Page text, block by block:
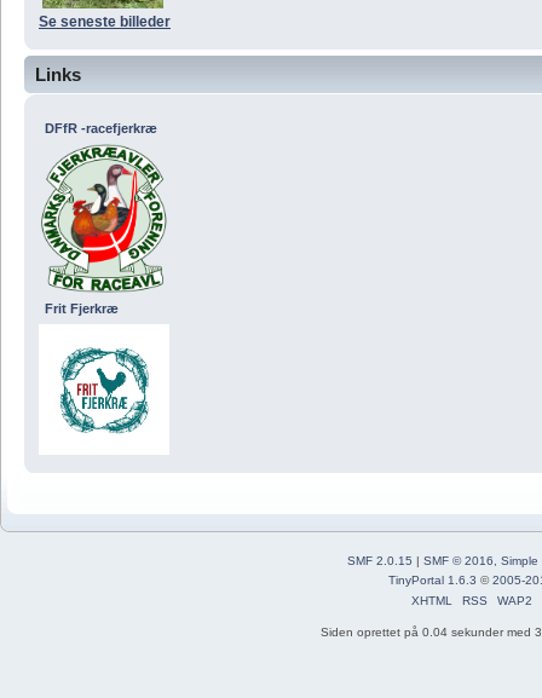
Se seneste billeder
Links
DFfR -racefjerkræ
Frit Fjerkræ
SMF 2.0.15 | SMF © 2016
Simple
TinyPortal 1.6.3 ©2005-
XHTML
RSS WAP2
Siden oprettet på 0.04 sekunder med